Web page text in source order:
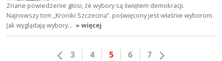
Znane powiedzenie głosi, że wybory są świętem demokracji.
Najnowszy tom „Kroniki Szczecina”. poświęcony jest właśnie wyborom.
Jak wyglądają wybory… » więcej
3 4 5 6 7